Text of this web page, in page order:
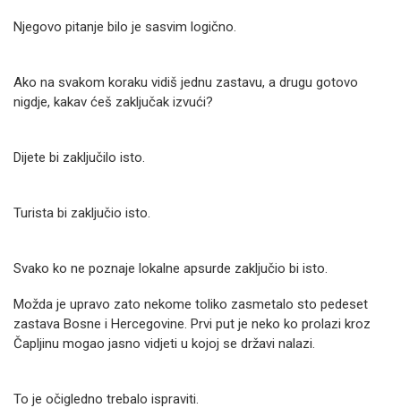
Njegovo pitanje bilo je sasvim logično.
Ako na svakom koraku vidiš jednu zastavu, a drugu gotovo
nigdje, kakav ćeš zaključak izvući?
Dijete bi zaključilo isto.
Turista bi zaključio isto.
Svako ko ne poznaje lokalne apsurde zaključio bi isto.
Možda je upravo zato nekome toliko zasmetalo sto pedeset
zastava Bosne i Hercegovine. Prvi put je neko ko prolazi kroz
Čapljinu mogao jasno vidjeti u kojoj se državi nalazi.
To je očigledno trebalo ispraviti.